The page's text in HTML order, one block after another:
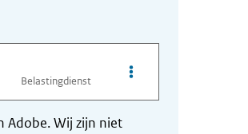
Belastingdienst
Opties van bestand
Adobe. Wij zijn niet